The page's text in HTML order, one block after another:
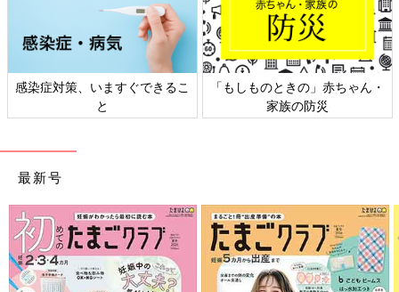
――安全な場所、危ない場所を把握する以外に子どもに意識させ
るといいことはありますか？
清永 いちばんは、しっかり前を向いて歩く習慣をつけることで
ら」と安心するのは少し待って。保育園や
パパと一緒に歩いた道だったり、自転車送迎などで通い慣れた道
だったりしても、子どもが自分の足で歩くとなると勝手が違うこ
とがあります。
入学したばかりのころや新しい習い事に通い始めたばかりのころ
感染症対策、いますぐできるこ
と
「もしものときの」赤ちゃん・
家族の防災
最新号